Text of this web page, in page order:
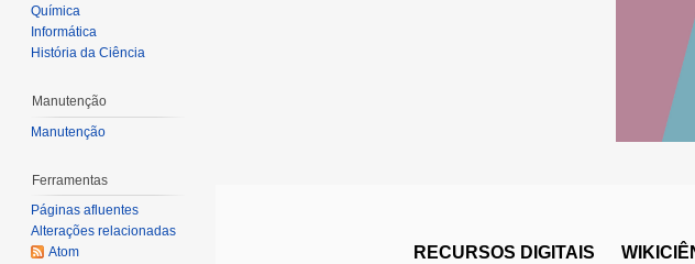
Química
Informática
História da Ciência
Manutenção
Manutenção
Ferramentas
Páginas afluentes
Alterações relacionadas
Atom
RECURSOS DIGITAIS